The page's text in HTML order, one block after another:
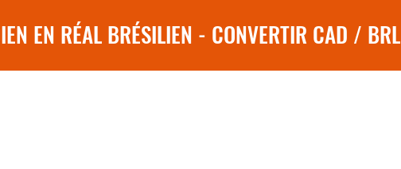
EN RÉAL BRÉSILIEN - CONVERTIR CAD / BRL